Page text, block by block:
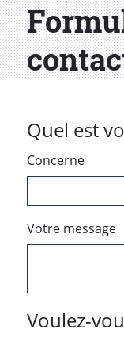
Quel est
Concerne
Votre message
Voulez-